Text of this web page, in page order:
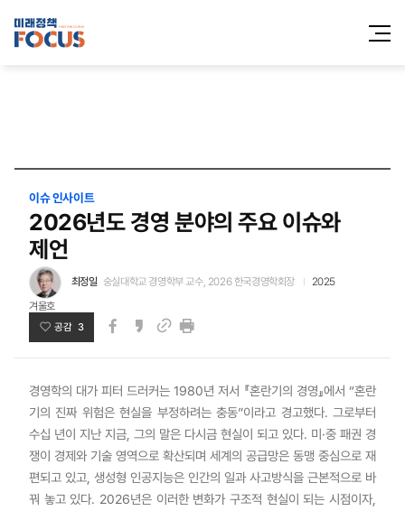
전체메
열기
이슈 인사이트
2026년도 경영 분야의 주요 이슈와
제언
최정일 숭실대학교 경영학부 교수, 2026 한국경영학회장
2025
겨울호
공감 3
경영학의 대가 피터 드러커는 1980년 저서 『혼란기의 경영』에서 “혼란
기의 진짜 위험은 현실을 부정하려는 충동”이라고 경고했다. 그로부터
수십 년이 지난 지금, 그의 말은 다시금 현실이 되고 있다. 미·중 패권 경
쟁이 경제와 기술 영역으로 확산되며 세계의 공급망은 동맹 중심으로 재
편되고 있고, 생성형 인공지능은 인간의 일과 사고방식을 근본적으로 바
꿔 놓고 있다. 2026년은 이러한 변화가 구조적 현실이 되는 시점이자,